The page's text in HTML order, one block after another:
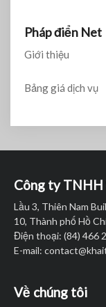
Pháp điển Net
Giới thiệu
Bảng giá dịch vụ
Công ty TNHH
Lầu 3, Thiên Nam
10, Thành phố Hồ
Điện thoại: (84) 466
E-mail:
Về chúng tôi